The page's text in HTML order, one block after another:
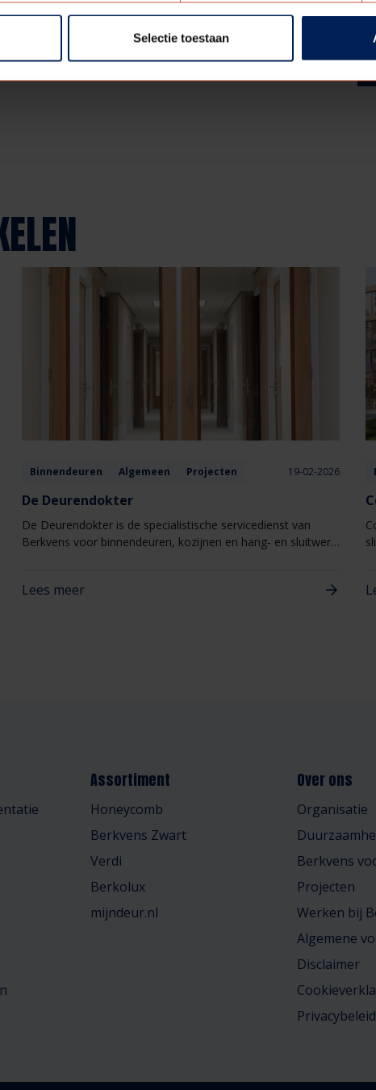
Selectie toestaan
Deel deze pagina:
Binnendeuren Algemeen Projecten 19-02-2026
De Deurendokter
De Deurendokter is de specialistische servicedienst van
Berkvens voor binnendeuren, kozijnen en hang‑ en sluitwerk.
Lees meer
Assortiment
Honeycomb
Berkvens Zwart
Verdi
Berkolux
mijndeur.nl
Over ons
Organisatie
Berkvens
Projecten
Werken bij
Algemene
Disclaimer
Privacybeleid